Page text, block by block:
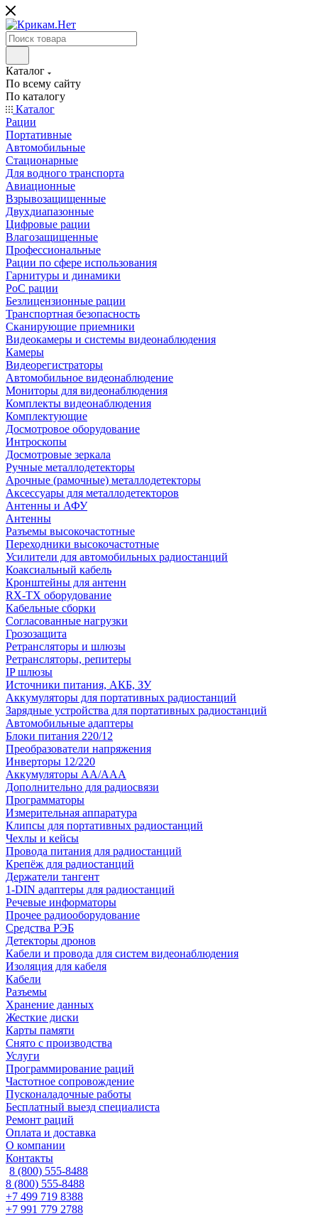
Каталог
По всему сайту
По каталогу
Каталог
Рации
Портативные
Автомобильные
Стационарные
Для водного транспорта
Авиационные
Взрывозащищенные
Двухдиапазонные
Цифровые рации
Влагозащищенные
Профессиональные
Рации по сфере использования
Гарнитуры и динамики
PoC рации
Безлицензионные рации
Транспортная безопасность
Сканирующие приемники
Видеокамеры и системы видеонаблюдения
Камеры
Видеорегистраторы
Автомобильное видеонаблюдение
Мониторы для видеонаблюдения
Комплекты видеонаблюдения
Комплектующие
Досмотровое оборудование
Интроскопы
Досмотровые зеркала
Ручные металлодетекторы
Арочные (рамочные) металлодетекторы
Аксессуары для металлодетекторов
Антенны и АФУ
Антенны
Разъемы высокочастотные
Переходники высокочастотные
Усилители для автомобильных радиостанций
Коаксиальный кабель
Кронштейны для антенн
RX-TX оборудование
Кабельные сборки
Согласованные нагрузки
Грозозащита
Ретрансляторы и шлюзы
Ретрансляторы, репитеры
IP шлюзы
Источники питания, АКБ, ЗУ
Аккумуляторы для портативных радиостанций
Зарядные устройства для портативных радиостанций
Автомобильные адаптеры
Блоки питания 220/12
Преобразователи напряжения
Инверторы 12/220
Аккумуляторы АА/ААА
Дополнительно для радиосвязи
Программаторы
Измерительная аппаратура
Клипсы для портативных радиостанций
Чехлы и кейсы
Провода питания для радиостанций
Крепёж для радиостанций
Держатели тангент
1-DIN адаптеры для радиостанций
Речевые информаторы
Прочее радиооборудование
Средства РЭБ
Детекторы дронов
Кабели и провода для систем видеонаблюдения
Изоляция для кабеля
Кабели
Разъемы
Хранение данных
Жесткие диски
Карты памяти
Снято с производства
Услуги
Программирование раций
Частотное сопровождение
Пусконаладочные работы
Бесплатный выезд специалиста
Ремонт раций
Оплата и доставка
О компании
Контакты
8 (800) 555-8488
8 (800) 555-8488
+7 499 719 8388
+7 991 779 2788